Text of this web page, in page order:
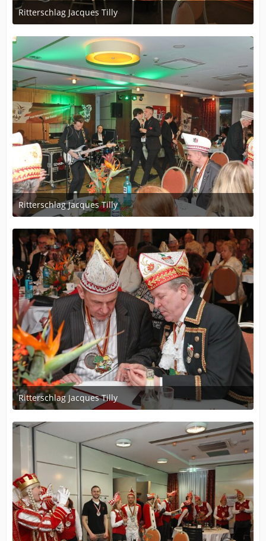
Ritterschlag Jacques Tilly
12. Dezember 2023 um 19:56
Ritterschlag Jacques Tilly
12. Dezember 2023 um 19:56
Ritterschlag Jacques Tilly
12. Dezember 2023 um 19:56